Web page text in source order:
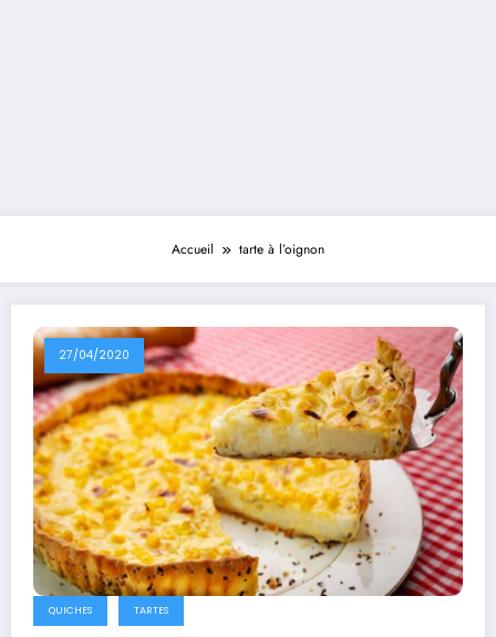
Accueil tarte à l’oignon
27/04/2020
QUICHES TARTES